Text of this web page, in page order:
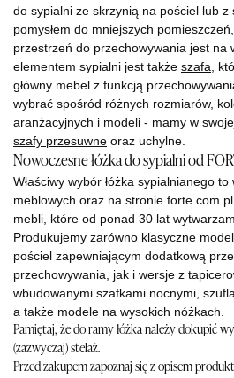
do sypialni ze skrzynią na pościel lub
pomysłem do mniejszych
przestrzeń do przechowywania jest na
elementem sypialni jest także szafa ,
główny mebel z funkcją
wybrać spośród różnych rozmiarów,
aranżacyjnych i modeli - mamy w
szafy przesuwne oraz uchylne.
Nowoczesne łóżka do sypialni od
Właściwy wybór łóżka sypialnianego
meblowych oraz na stronie
mebli, które od ponad 30 lat
Produkujemy zarówno klasyczne
pościel zapewniającym dodatkową
przechowywania, jak i wersje z
wbudowanymi szafkami nocnymi,
a także modele na wysokich nóżkach.
Pamiętaj, że do ramy łóżka należy dokupić
(zazwyczaj) stelaż.
Przed zakupem zapoznaj się z opisem